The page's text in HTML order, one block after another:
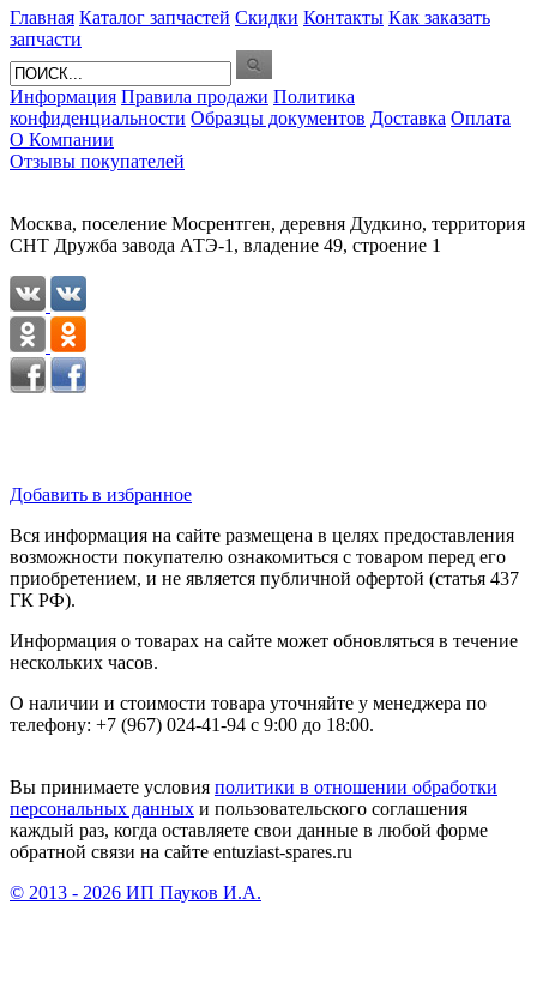
Главная Каталог запчастей Скидки Контакты Как заказать
запчасти
Информация Правила продажи Политика
конфиденциальности Образцы документов Доставка Оплата
О Компании
Отзывы покупателей
Москва, поселение Мосрентген, деревня Дудкино, территория
СНТ Дружба завода АТЭ-1, владение 49, строение 1
Добавить в избранное
Вся информация на сайте размещена в целях предоставления
возможности покупателю ознакомиться с товаром перед его
приобретением, и не является публичной офертой (статья 437
ГК РФ).
Информация о товарах на сайте может обновляться в течение
нескольких часов.
О наличии и стоимости товара уточняйте у менеджера по
телефону: +7 (967) 024-41-94 с 9:00 до 18:00.
Вы принимаете условия политики в отношении обработки
персональных данных и пользовательского соглашения
каждый раз, когда оставляете свои данные в любой форме
обратной связи на сайте entuziast-spares.ru
© 2013 - 2026 ИП Пауков И.А.